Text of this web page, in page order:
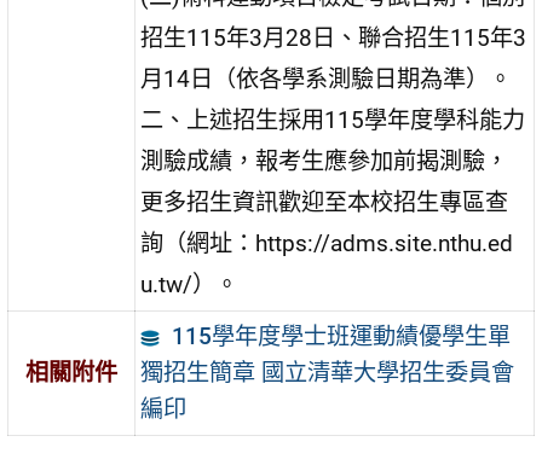
招生115年3月28日、聯合招生115年3
月14日（依各學系測驗日期為準）。
二、上述招生採用115學年度學科能力
測驗成績，報考生應參加前揭測驗，
更多招生資訊歡迎至本校招生專區查
詢（網址：https://adms.site.nthu.ed
u.tw/）。
相關附件
115學年度學士班運動績優學生單
獨招生簡章 國立清華大學招生委員會
編印